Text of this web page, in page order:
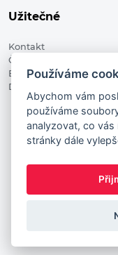
Užitečné
Kontakt
Členské organizace
Blog
Digitalizace ve
This project has
Commission
Commission and the
Používáme
Abychom vám
používáme
analyzovat, co vás
stránky dále